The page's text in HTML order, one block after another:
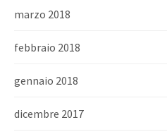
marzo 2018
febbraio 2018
gennaio 2018
dicembre 2017